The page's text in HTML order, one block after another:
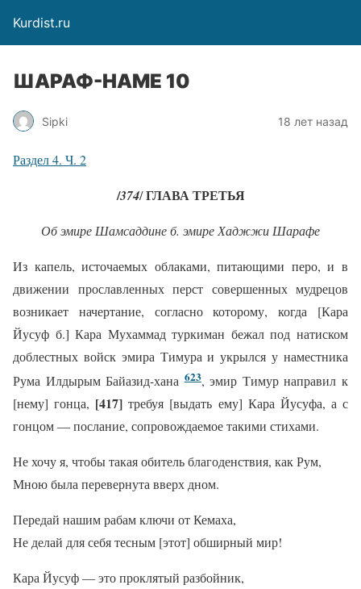
Kurdist.ru
ШАРАФ-НАМЕ 10
Sipki 18 лет назад
Раздел 4. Ч. 2
/374/ГЛАВА ТРЕТЬЯ
Об эмире Шамсаддине б. эмире Хаджжи Шарафе
Из капель, источаемых облаками, питающими перо, и в
движении прославленных перст совершенных мудрецов
возникает начертание, согласно которому, когда [Кара
Йусуф б.] Кара Мухаммад туркиман бежал под натиском
доблестных войск эмира Тимура и укрылся у наместника
Рума Илдырым Байазид-хана623, эмир Тимур направил к
[нему] гонца, [417] требуя [выдать ему] Кара Йусуфа, а с
гонцом — послание, сопровождаемое такими стихами.
Не хочу я, чтобы такая обитель благоденствия, как Рум,
Мною была перевернута вверх дном.
Передай нашим рабам ключи от Кемаха,
Не делай для себя тесным [этот] обширный мир!
Кара Йусуф — это проклятый разбойник,